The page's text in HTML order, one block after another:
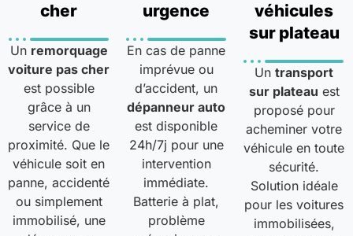
cher
Un remorquage
voiture pas cher
est possible
grâce à un
service de
proximité. Que le
véhicule soit en
panne, accidenté
ou simplement
immobilisé, une
urgence
En cas de panne
imprévue ou
d’accident, un
dépanneur auto
est disponible
24h/7j pour une
intervention
immédiate.
Batterie à plat,
problème
véhicules
sur plateau
Untransport
sur plateau est
proposé pour
acheminer votre
véhicule en toute
sécurité.
Solution idéale
pour les voitures
immobilisées,